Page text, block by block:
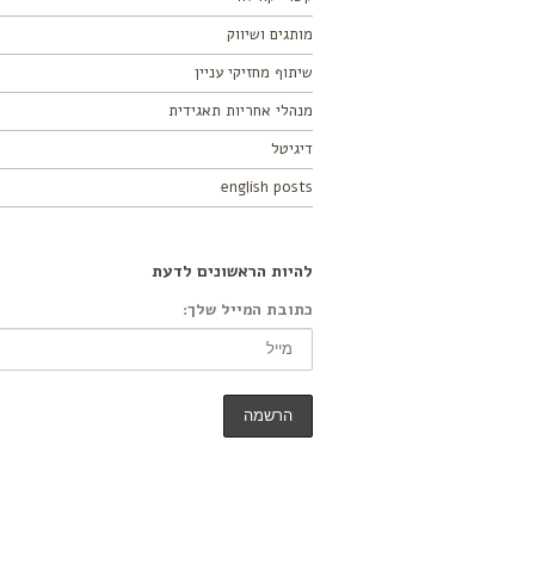
מותגים ושיווק
שיתוף מחזיקי עניין
מנהלי אחריות תאגידית
דיגיטל
english posts
להיות הראשונים לדעת
כתובת המייל שלך: